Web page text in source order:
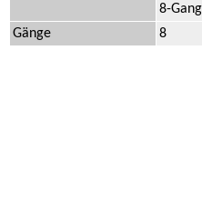
8-
Gänge
8